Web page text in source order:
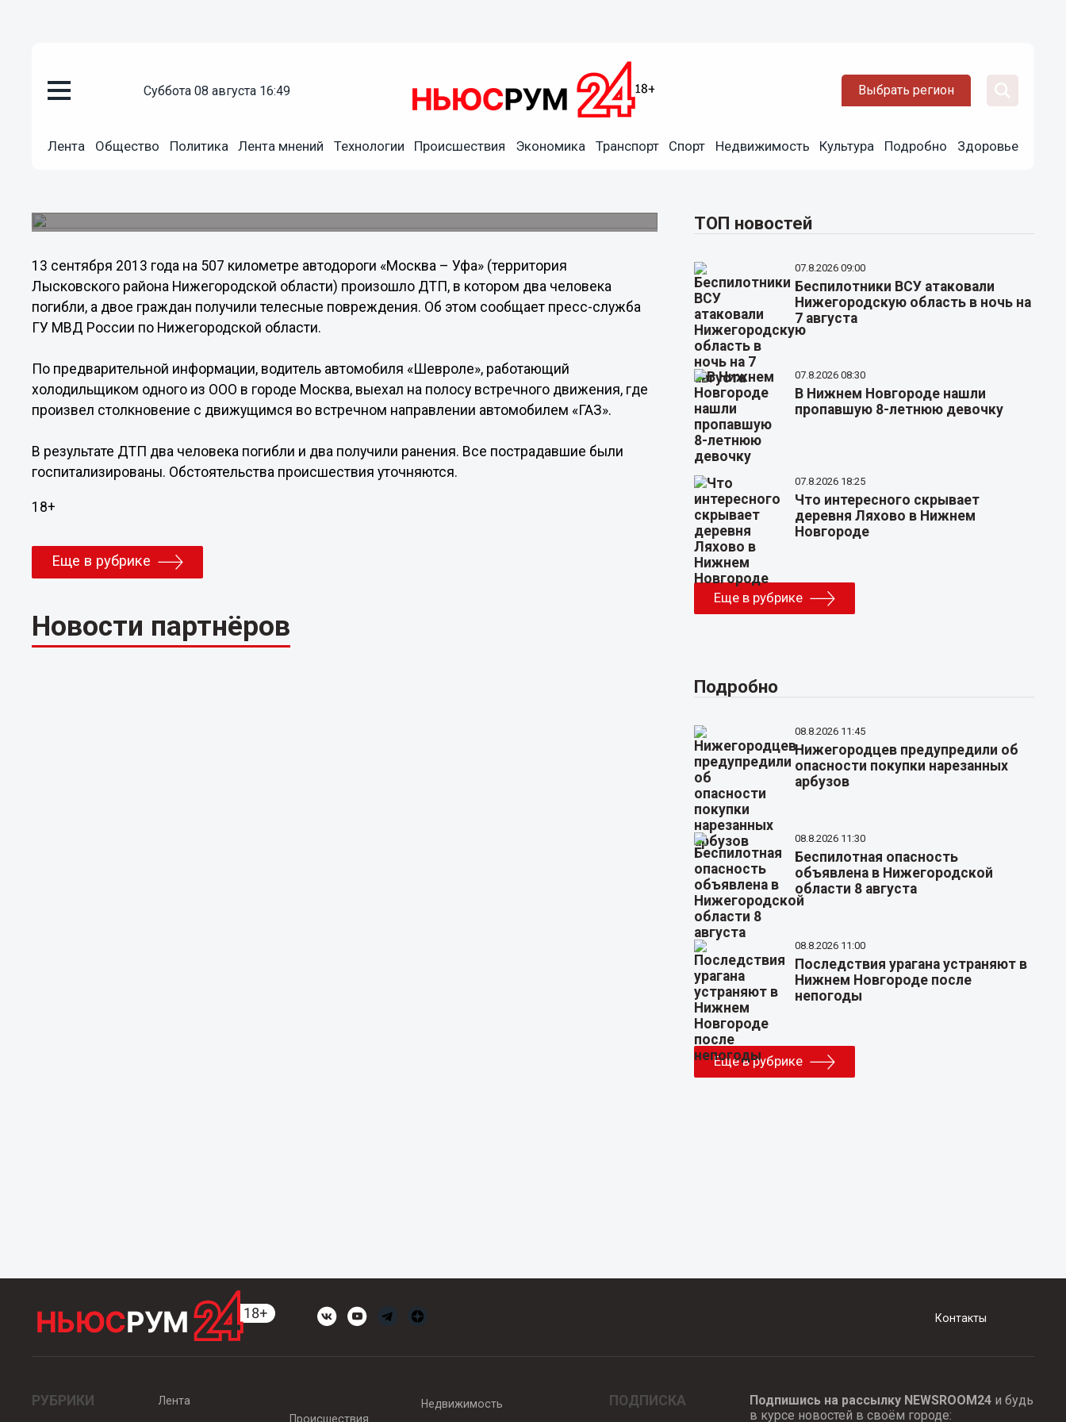
суббота 08 августа 16:49 Выбрать регион
Лента Общество Политика Лента мнений Технологии Происшествия Экономика Транспорт Спорт Недвижимость Культура Подробно Здоровье
Два человека погибли и двое ранены в результате
13 сентября 2013 года на 507 километре автодороги «Москва – Уфа» (территория
Лысковского района Нижегородской области) произошло ДТП, в котором два человека
погибли, а двое граждан получили телесные повреждения. Об этом сообщает пресс-служба
ГУ МВД России по Нижегородской области.
По предварительной информации, водитель автомобиля «Шевроле», работающий
холодильщиком одного из ООО в городе Москва, выехал на полосу встречного движения, где
произвел столкновение с движущимся во встречном направлении автомобилем «ГАЗ».
В результате ДТП два человека погибли и два получили ранения. Все пострадавшие были
госпитализированы. Обстоятельства происшествия уточняются.
18+
Еще в рубрике
Новости партнёров
ТОП новостей
07.8.2026 09:00
Беспилотники ВСУ атаковали
Нижегородскую область в ночь на
7 августа
07.8.2026 08:30
В Нижнем Новгороде нашли
пропавшую 8-летнюю девочку
07.8.2026 18:25
Что интересного скрывает
деревня Ляхово в Нижнем
Новгороде
Еще в рубрике
Подробно
08.8.2026 11:45
Нижегородцев предупредили об
опасности покупки нарезанных
арбузов
08.8.2026 11:30
Беспилотная опасность
объявлена в Нижегородской
области 8 августа
08.8.2026 11:00
Последствия урагана устраняют в
Нижнем Новгороде после
непогоды
Еще в рубрике
Контакты
РУБРИКИ
Лента
Происшествия
Недвижимость ПОДПИСКА Подпишись на рассылку NEWSROOM24и будь
в курсе новостей в своём городе: